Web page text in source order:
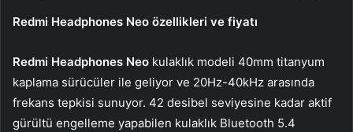
Redmi Headphones Neo özellikleri ve fiyatı
Redmi Headphones Neo kulaklık modeli 40mm titanyum
kaplama sürücüler ile geliyor ve 20Hz-40kHz arasında
frekans tepkisi sunuyor. 42 desibel seviyesine kadar aktif
gürültü engelleme yapabilen kulaklık Bluetooth 5.4